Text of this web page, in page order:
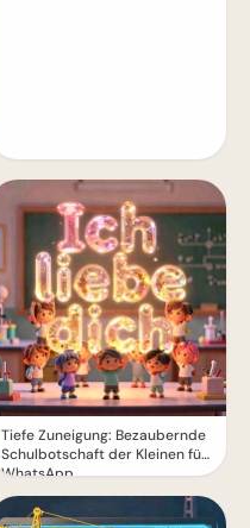
Tiefe Zuneigung: Bezaubernde
Schulbotschaft der Kleinen für
WhatsApp